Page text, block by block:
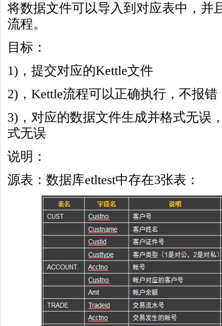
将数据文件可以导入到对应表中，并
流程。
目标：
1)，提交对应的Kettle文件
2)，Kettle流程可以正确执行，不报错
3)，对应的数据文件生成并格式无误
式无误
说明：
源表：数据库etltest中存在3张表：